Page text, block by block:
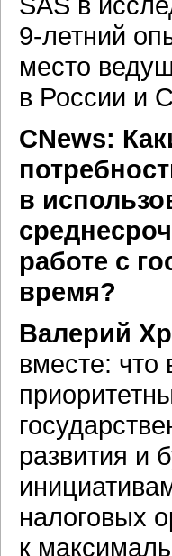
9-летний
место
в России и
CNews:
в
работе с
время?
Валерий
вместе:
развития и
налоговых
к